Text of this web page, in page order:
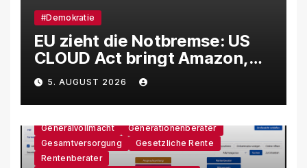
#Demokratie
EU zieht die Notbremse: US
CLOUD Act bringt Amazon,
Google und Microsoft massiv
unter Druck
5. AUGUST 2026
Generalvollmacht
Generationenberater
Gesamtversorgung
Gesetzliche Rente
Rentenberater